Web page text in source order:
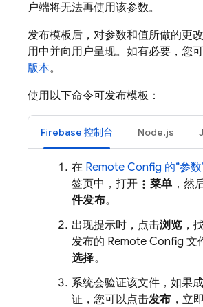
户端将无法再使用该参数。
发布模板后，对参数和值所做的更
用中并向用户呈现。如有必要，您
版本。
使用以下命令可发布模板：
Firebase 控制台 Node.js
在 Remote Config 的“参
签页中，打开 more_vert 菜单 ，然
件发布。
出现提示时，点击浏览 ，
发布的 Remote Config 文
选择。
系统会验证该文件，如果
证，您可以点击发布 ，立